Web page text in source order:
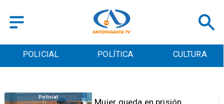
POLICIAL POLÍTICA CULTURA
Videos